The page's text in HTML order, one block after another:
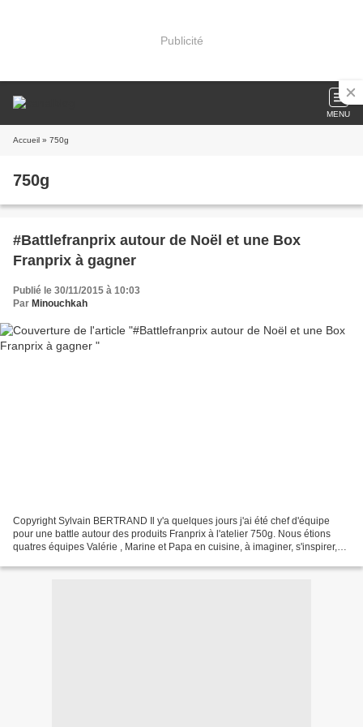
Publicité
MENU
Accueil » 750g
750g
#Battlefranprix autour de Noël et une Box
Franprix à gagner
Publié le 30/11/2015 à 10:03
Par Minouchkah
Copyright Sylvain BERTRAND Il y'a quelques jours j'ai été chef d'équipe
pour une battle autour des produits Franprix à l'atelier 750g. Nous étions
quatres équipes Valérie , Marine et Papa en cuisine, à imaginer, s'inspirer,